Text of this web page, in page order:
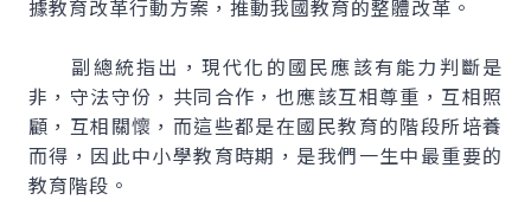
據教育改革行動方案，推動我國教育的整體改革。
副總統指出，現代化的國民應該有能力判斷是
非，守法守份，共同合作，也應該互相尊重，互相照
顧，互相關懷，而這些都是在國民教育的階段所培養
而得，因此中小學教育時期，是我們一生中最重要的
教育階段。